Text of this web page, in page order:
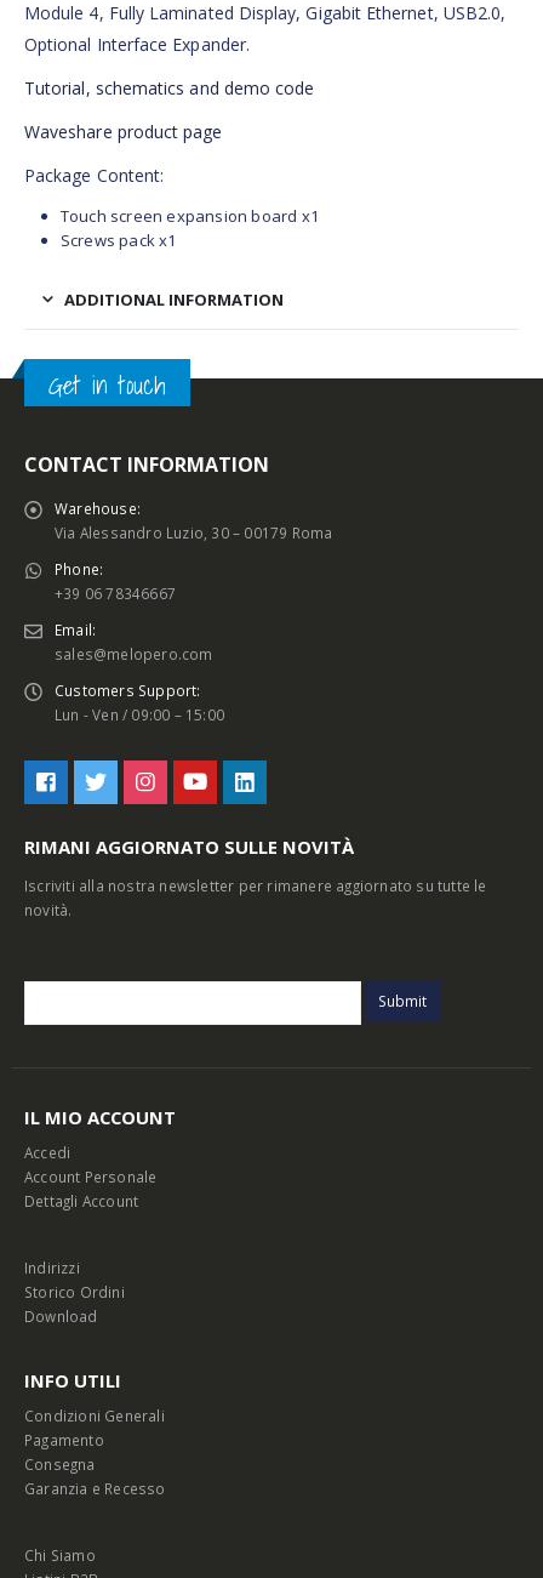
Module 4, Fully Laminated Display, Gigabit Ethernet, USB2.0,
Optional Interface Expander.
Tutorial, schematics and demo code
Waveshare product page
Package Content:
Touch screen expansion board x1
Screws pack x1
ADDITIONAL INFORMATION
Get in touch
CONTACT INFORMATION
Warehouse:
Via Alessandro Luzio, 30 – 00179 Roma
Phone:
+39 06 78346667
Email:
sales@melopero.com
Customers Support:
Lun - Ven / 09:00 – 15:00
RIMANI AGGIORNATO SULLE NOVITÀ
Iscriviti alla nostra newsletter per rimanere aggiornato su tutte le
novità.
IL MIO ACCOUNT
Accedi
Account Personale
Dettagli Account
Indirizzi
Storico Ordini
Download
INFO UTILI
Condizioni Generali
Pagamento
Consegna
Garanzia e Recesso
Chi Siamo